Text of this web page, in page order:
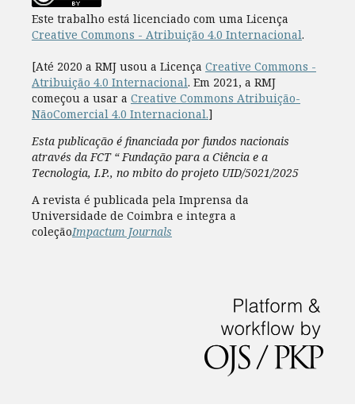
Este trabalho está licenciado com uma Licença
Creative Commons - Atribuição 4.0 Internacional.
[Até 2020 a RMJ usou a Licença Creative Commons -
Atribuição 4.0 Internacional. Em 2021, a RMJ
começou a usar a Creative Commons Atribuição-
NãoComercial 4.0 Internacional.]
Esta publicação é financiada por fundos nacionais
através da FCT “ Fundação para a Ciência e a
Tecnologia, I.P., no mbito do projeto UID/5021/2025
A revista é publicada pela Imprensa da
Universidade de Coimbra e integra a
coleçãoImpactum Journals